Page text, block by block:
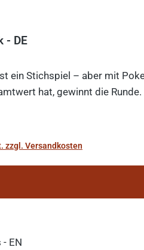
- DE
ein Stichspiel – aber mit
hat, gewinnt die Runde.
zzgl. Versandkosten